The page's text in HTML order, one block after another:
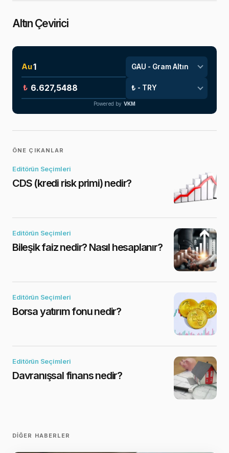
Altın Çevirici
Au
₺
Powered by VKM
ÖNE ÇIKANLAR
Editörün Seçimleri
CDS (kredi risk primi) nedir?
Editörün Seçimleri
Bileşik faiz nedir? Nasıl hesaplanır?
Editörün Seçimleri
Borsa yatırım fonu nedir?
Editörün Seçimleri
Davranışsal finans nedir?
DIĞER HABERLER